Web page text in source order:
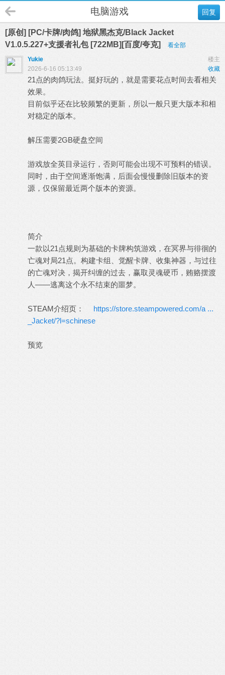
回复
电脑游戏
[原创] [PC/卡牌/肉鸽] 地狱黑杰克/Black Jacket
V1.0.5.227+支援者礼包 [722MB][百度/夸克]
看全部
楼主
Yukie
收藏
2026-6-16 05:13:49
21点的肉鸽玩法。挺好玩的，就是需要花点时间去看相关
效果。
目前似乎还在比较频繁的更新，所以一般只更大版本和相
对稳定的版本。
解压需要2GB硬盘空间
游戏放全英目录运行，否则可能会出现不可预料的错误。
同时，由于空间逐渐饱满，后面会慢慢删除旧版本的资
源，仅保留最近两个版本的资源。
简介
一款以21点规则为基础的卡牌构筑游戏，在冥界与徘徊的
亡魂对局21点。构建卡组、觉醒卡牌、收集神器，与过往
的亡魂对决，揭开纠缠的过去，赢取灵魂硬币，贿赂摆渡
人——逃离这个永不结束的噩梦。
STEAM介绍页：
https://store.steampowered.com/a ...
_Jacket/?l=schinese
预览